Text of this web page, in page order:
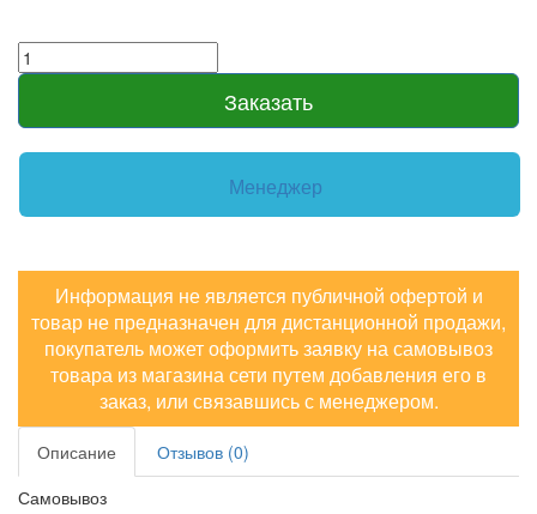
Заказать
Менеджер
Информация не является публичной офертой и
товар не предназначен для дистанционной продажи,
покупатель может оформить заявку на самовывоз
товара из магазина сети путем добавления его в
заказ, или связавшись с менеджером.
Описание
Отзывов (0)
Самовывоз